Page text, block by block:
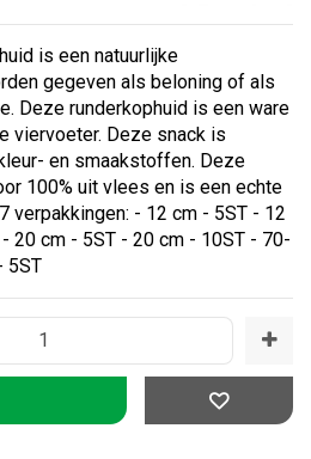
is een natuurlijke
gegeven als beloning of als
Deze runderkophuid is een ware
viervoeter. Deze snack is
en smaakstoffen. Deze
100% uit vlees en is een echte
verpakkingen: - 12 cm - 5ST - 12
20 cm - 5ST - 20 cm - 10ST - 70-
5ST